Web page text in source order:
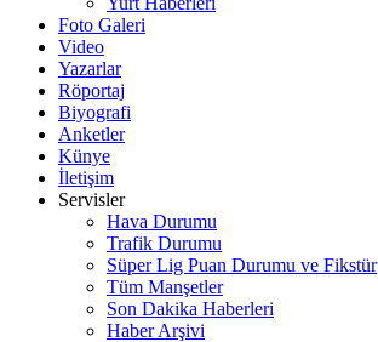
Foto Galeri
Video
Yazarlar
Röportaj
Biyografi
Anketler
Künye
İletişim
Servisler
Hava Durumu
Trafik Durumu
Süper Lig Puan Durumu ve Fikstür
Tüm Manşetler
Son Dakika Haberleri
Haber Arşivi